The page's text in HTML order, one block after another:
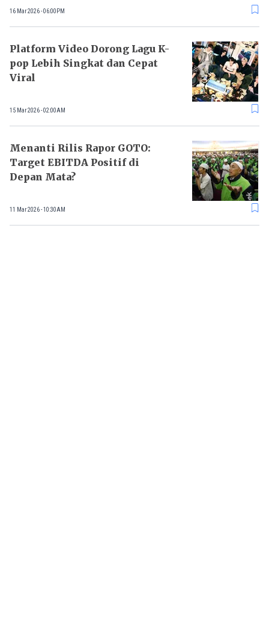
16 Mar 2026 - 06:00PM
Platform Video Dorong Lagu K-
pop Lebih Singkat dan Cepat
Viral
15 Mar 2026 - 02:00AM
Menanti Rilis Rapor GOTO:
Target EBITDA Positif di
Depan Mata?
11 Mar 2026 - 10:30AM